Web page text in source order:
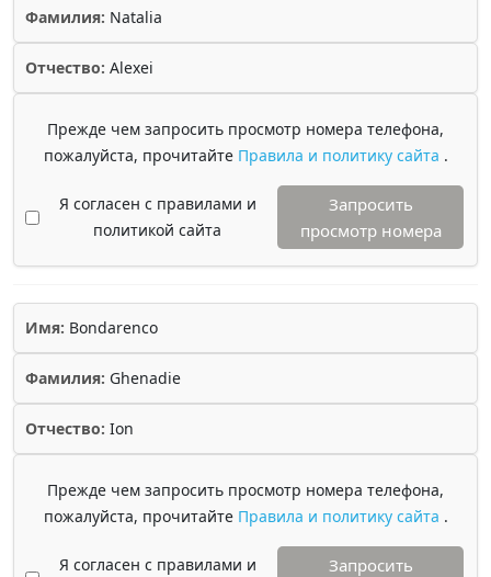
Фамилия: Natalia
Отчество: Alexei
Прежде чем запросить просмотр номера телефона,
пожалуйста, прочитайте Правила и политику сайта .
Я согласен с правилами и
политикой сайта
Запросить
просмотр номера
Имя: Bondarenco
Фамилия: Ghenadie
Отчество: Ion
Прежде чем запросить просмотр номера телефона,
пожалуйста, прочитайте Правила и политику сайта .
Я согласен с правилами и
Запросить